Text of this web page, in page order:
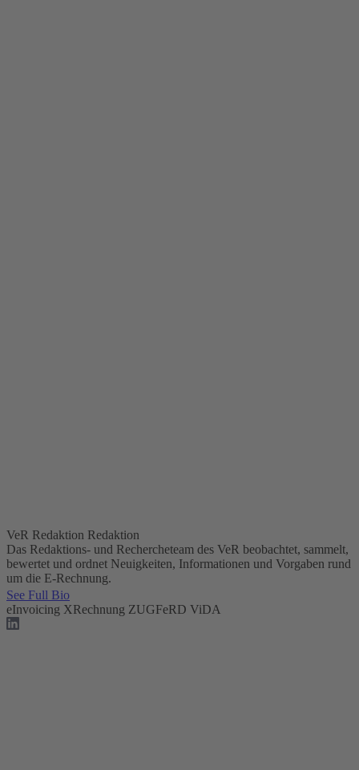
VeR Redaktion Redaktion
Das Redaktions- und Rechercheteam des VeR beobachtet, sammelt,
bewertet und ordnet Neuigkeiten, Informationen und Vorgaben rund
um die E-Rechnung.
See Full Bio
eInvoicing XRechnung ZUGFeRD ViDA